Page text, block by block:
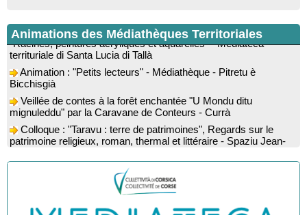
Animations des Médiathèques Territoriales
Exposition des œuvres de Dominique Malberti Morin :
"Racines, peintures acryliques et aquarelles" - Mediateca
territuriale di Santa Lucia di Tallà
Bicchisgià
Veillée de contes à la forêt enchantée "U Mondu ditu
mignuleddu" par la Caravane de Conteurs - Currà
Colloque : "Taravu : terre de patrimoines", Regards sur le
patrimoine religieux, roman, thermal et littéraire - Spaziu Jean-
Marc Fiamma - A Sarra di Farru
Spectacle musical : "Viaghju in Corsica cù Regina & Bruno",
hommage au duo mythique de la chanson corse interprété par
Marie-Elsa Picciocchi (chant), Marc’Antò Belgodere (chant et
gutare) et Jacky Le Menn (claviers) - Salle des fêtes - Cuzzà